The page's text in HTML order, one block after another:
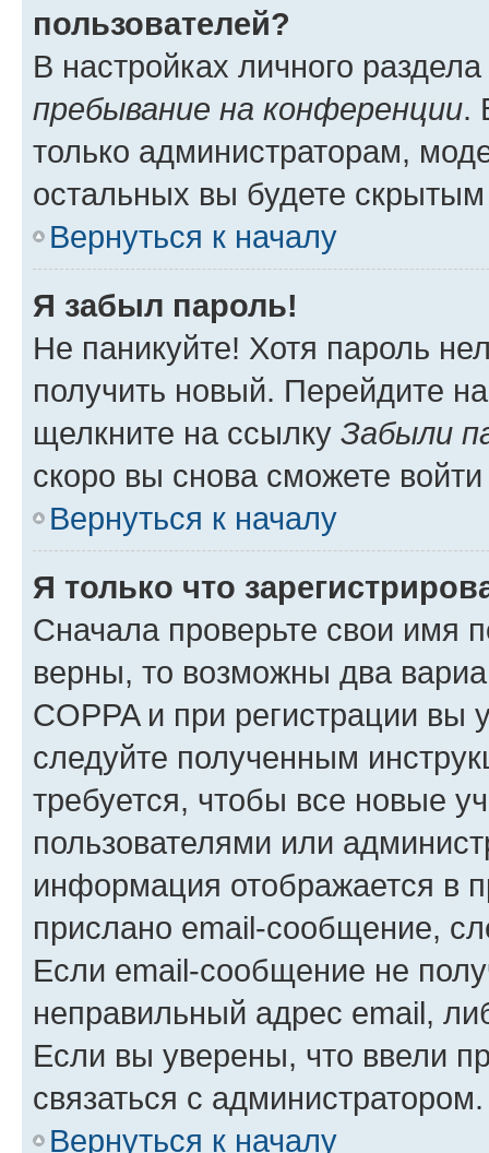
пользователей?
В настройках личного
пребывание на конференции.
только администраторам,
остальных вы будете
Вернуться к началу
Я забыл пароль!
Не паникуйте! Хотя пароль
получить новый. Перейдите
щелкните на ссылку Забыли
скоро вы снова сможете
Вернуться к началу
Я только что
Сначала проверьте свои имя
верны, то возможны два
COPPA и при регистрации вы
следуйте полученным
требуется, чтобы все новые
пользователями или
информация отображается в
прислано email-сообщение,
Если email-сообщение не
неправильный адрес email,
Если вы уверены, что ввели
связаться с администратором.
Вернуться к началу